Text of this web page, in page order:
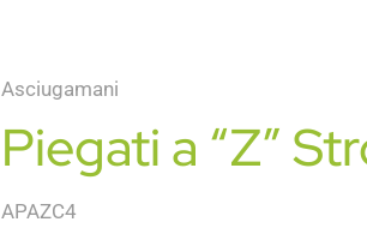
Asciugamani
Piegati a “Z”
APAZC4